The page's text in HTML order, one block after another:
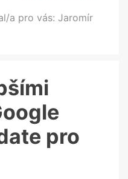
a pro vás: Jaromír
pro